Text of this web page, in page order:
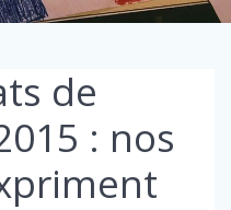
de
: nos